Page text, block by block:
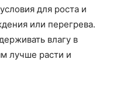
для роста и
или перегрева.
влагу в
лучше расти и